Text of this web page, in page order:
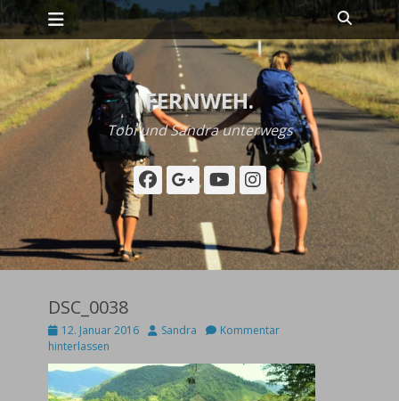
Zum
Inhalt
springen
Primäres Menü Suchen
FERNWEH.
Tobi und Sandra unterwegs
Facebook
Googleplus
YouTube
Instagram
DSC_0038
Posted
on
12. Januar 2016 AutorSandra
Kommentar
hinterlassen